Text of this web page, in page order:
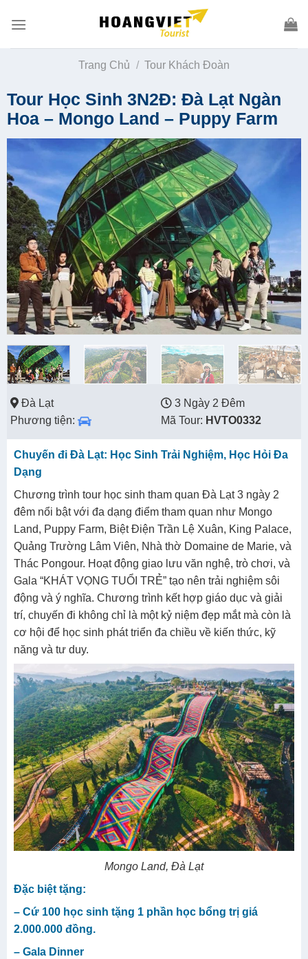
Trang Chủ / Tour Khách Đoàn
Tour Học Sinh 3N2Đ: Đà Lạt Ngàn
Hoa – Mongo Land – Puppy Farm
Đà Lạt
3 Ngày 2 Đêm
Phương tiện:
Mã Tour: HVTO0332
Chuyến đi Đà Lạt: Học Sinh Trải Nghiệm, Học Hỏi Đa
Dạng
Chương trình tour học sinh tham quan Đà Lạt 3 ngày 2
đêm nổi bật với đa dạng điểm tham quan như Mongo
Land, Puppy Farm, Biệt Điện Trần Lệ Xuân, King Palace,
Quảng Trường Lâm Viên, Nhà thờ Domaine de Marie, và
Thác Pongour. Hoạt động giao lưu văn nghệ, trò chơi, và
Gala “KHÁT VỌNG TUỔI TRẺ” tạo nên trải nghiệm sôi
động và ý nghĩa. Chương trình kết hợp giáo dục và giải
trí, chuyến đi không chỉ là một kỷ niệm đẹp mắt mà còn là
cơ hội để học sinh phát triển đa chiều về kiến thức, kỹ
năng và tư duy.
Mongo Land, Đà Lạt
Đặc biệt tặng:
– Cứ 100 học sinh tặng 1 phần học bổng trị giá
2.000.000 đồng.
– Gala Dinner